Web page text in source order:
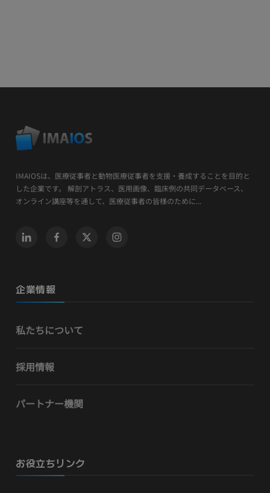
IMAIOSは、医療従事者と動物医療従事者を支援・養成することを目的と
した企業です。 解剖アトラス、医用画像、臨床例の共同データベース、
オンライン講座等を通して、医療従事者の皆様のために...
企業情報
私たちについて
採用情報
パートナー機関
お役立ちリンク